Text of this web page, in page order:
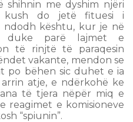
shihnin me dyshim njëri
kush do jetë fituesi i
ndodh kështu, kur je në
duke parë lajmet e
të rinjtë të paraqesin
vakante, mendon se
po bëhen sic duhet e ia
atje, e ndërkohë ke
të tjera nëpër miq e
reagimet e komisioneve
“spiunin”.